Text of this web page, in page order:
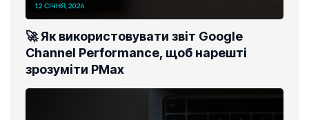
12 СІЧНЯ, 2026
🚀 Як використовувати звіт Google
Channel Performance, щоб нарешті
зрозуміти PMax